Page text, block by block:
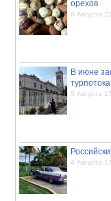
орехов
6 Августа
В июне
5 Августа
4 Августа